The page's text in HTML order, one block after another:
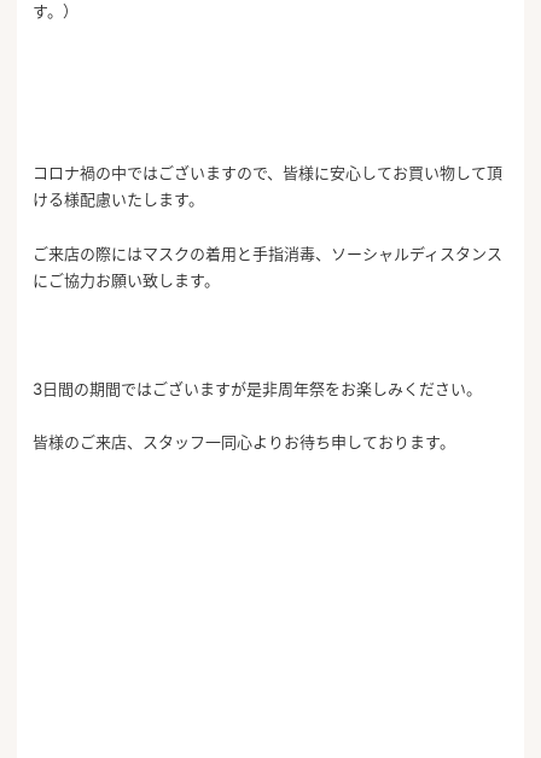
す。）
コロナ禍の中ではございますので、皆様に安心してお買い物して頂
ける様配慮いたします。
ご来店の際にはマスクの着用と手指消毒、ソーシャルディスタンス
にご協力お願い致します。
3日間の期間ではございますが是非周年祭をお楽しみください。
皆様のご来店、スタッフ一同心よりお待ち申しております。